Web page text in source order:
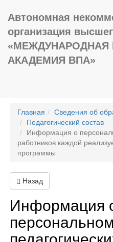
Автономная
организация
«МЕЖДУНАРОДНАЯ
АКАДЕМИЯ ВПА»
Главная
Сведения об
Педагогический состав
Информация о
работников каждой
программы
Назад
Информация